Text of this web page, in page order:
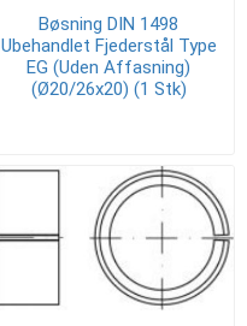
Bøsning DIN 1498
Ubehandlet Fjederstål Type
EG (Uden Affasning)
(Ø20/26x20) (1 Stk)